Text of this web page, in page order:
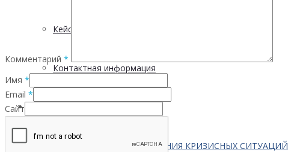
Кейсы
Контактная информация
ПО ВОПРОСАМ ПРЕОДОЛЕНИЯ КРИЗИСНЫХ СИТУАЦИЙ
Комментарий *
Имя *
Email *
Сайт